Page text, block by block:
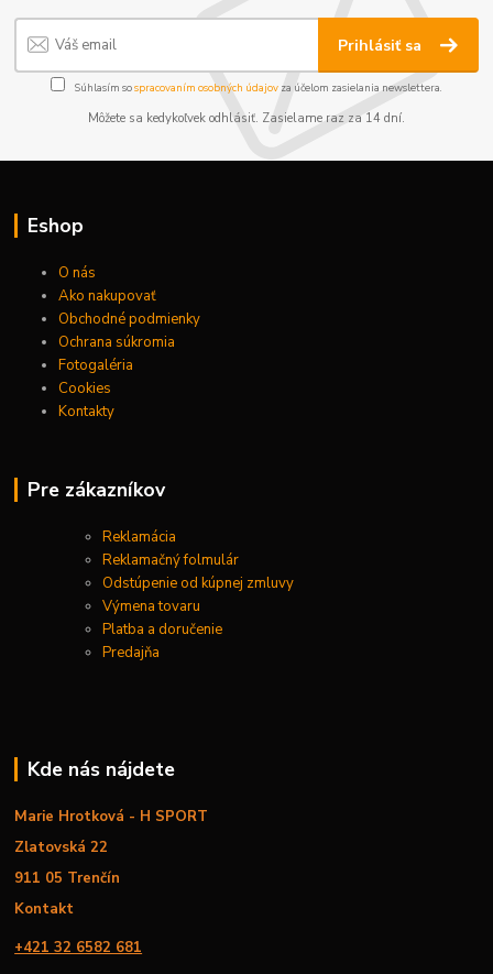
Prihlásiť sa
Súhlasím sospracovaním osobných údajov za účelom zasielania newslettera.
Môžete sa kedykoľvek odhlásiť. Zasielame raz za 14 dní.
Eshop
O nás
Ako nakupovať
Obchodné podmienky
Ochrana súkromia
Fotogaléria
Cookies
Kontakty
Pre zákazníkov
Reklamácia
Reklamačný folmulár
Odstúpenie od kúpnej zmluvy
Výmena tovaru
Platba a doručenie
Predajňa
Kde nás nájdete
Marie Hrotková - H SPORT
Zlatovská 22
911 05 Trenčín
Kontakt
+421 32 6582 681